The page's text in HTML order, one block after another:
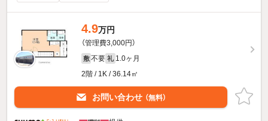
4.9万円
（管理費3,000円）
敷 不要 礼 1.0ヶ月
2階 / 1K / 36.14㎡
お問い合わせ （無料）